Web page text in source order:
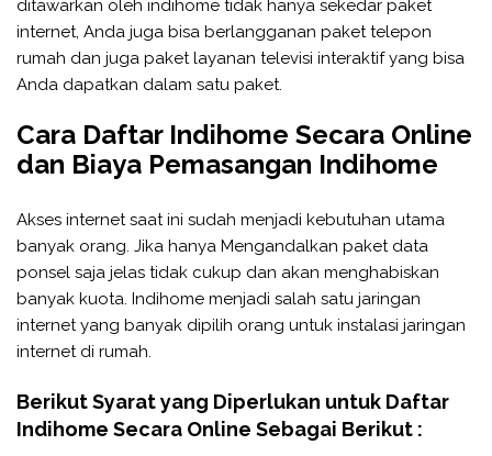
ditawarkan oleh indihome tidak hanya sekedar paket
internet, Anda juga bisa berlangganan paket telepon
rumah dan juga paket layanan televisi interaktif yang bisa
Anda dapatkan dalam satu paket.
Cara Daftar Indihome Secara Online
dan Biaya Pemasangan Indihome
Akses internet saat ini sudah menjadi kebutuhan utama
banyak orang. Jika hanya Mengandalkan paket data
ponsel saja jelas tidak cukup dan akan menghabiskan
banyak kuota. Indihome menjadi salah satu jaringan
internet yang banyak dipilih orang untuk instalasi jaringan
internet di rumah.
Berikut Syarat yang Diperlukan untuk Daftar
Indihome Secara Online Sebagai Berikut :